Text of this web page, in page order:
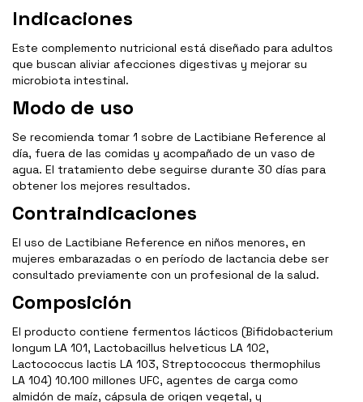
Indicaciones
Este complemento nutricional está diseñado para adultos
que buscan aliviar afecciones digestivas y mejorar su
microbiota intestinal.
Modo de uso
Se recomienda tomar 1 sobre de Lactibiane Reference al
día, fuera de las comidas y acompañado de un vaso de
agua. El tratamiento debe seguirse durante 30 días para
obtener los mejores resultados.
Contraindicaciones
El uso de Lactibiane Reference en niños menores, en
mujeres embarazadas o en período de lactancia debe ser
consultado previamente con un profesional de la salud.
Composición
El producto contiene fermentos lácticos (Bifidobacterium
longum LA 101, Lactobacillus helveticus LA 102,
Lactococcus lactis LA 103, Streptococcus thermophilus
LA 104) 10.100 millones UFC, agentes de carga como
almidón de maíz, cápsula de origen vegetal, y